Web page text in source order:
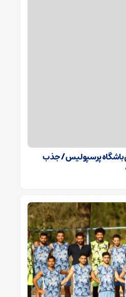
باشگاه پرسپولیس/ جذب